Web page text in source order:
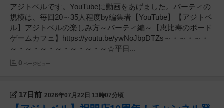
アジトベルです。YouTubeに動画をあげました。パーティの
規模は、毎回20～35人程度by編集者【YouTube】【アジトベ
ル】アジトベルの楽しみ方～パーティ編～【恵比寿のボード
ゲームカフェ】https://youtu.be/ywNoJbpDTZs～・～・～・
～・～・～・～・～・～・～☆平日...
0 ページビュー
17日前 2026年07月22日 13時07分頃